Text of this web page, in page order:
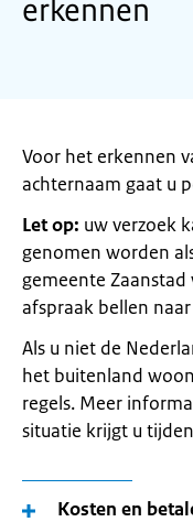
erkennen
Voor het erkennen
achternaam gaat u
Let op: uw verzoek
genomen worden
gemeente
afspraak bellen
Als u niet de
het buitenland
regels. Meer
situatie krijgt u
Kosten en